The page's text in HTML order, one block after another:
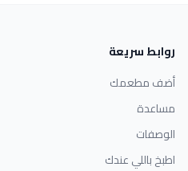
روابط سريعة
أضف مطعمك
مساعدة
الوصفات
اطبخ باللي عندك